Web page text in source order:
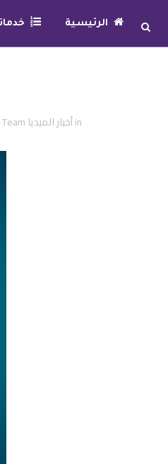
الرئيسية
inأخبار الميديا